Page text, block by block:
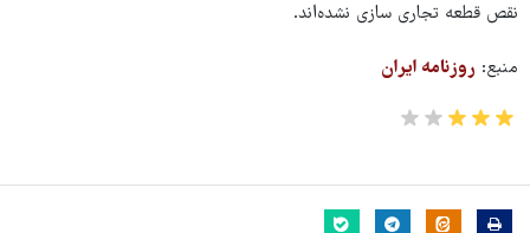
نقص قطعه تجاری سازی نشده‌اند.
منبع: روزنامه ایران